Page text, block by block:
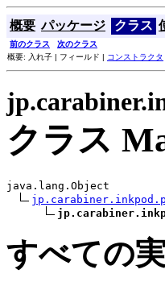
概要 パッケージ クラス
前のクラス
次のクラス
概要: 入れ子 | フィールド | コンストラクタ
クラス
java.lang.Object
すべての